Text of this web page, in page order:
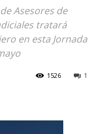
Asesores de
tratará
en esta Jornada
1
1526